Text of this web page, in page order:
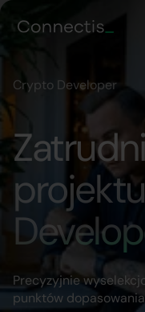
Crypto Developer
Precyzyjnie
punktów